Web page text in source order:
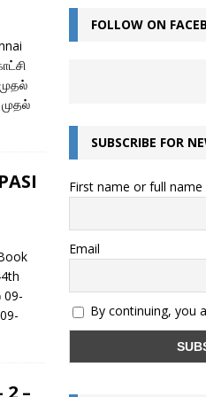
09-
2 –
FOLLOW ON
SUBSCRIBE FOR
First name or full name
Email
By continuing, you